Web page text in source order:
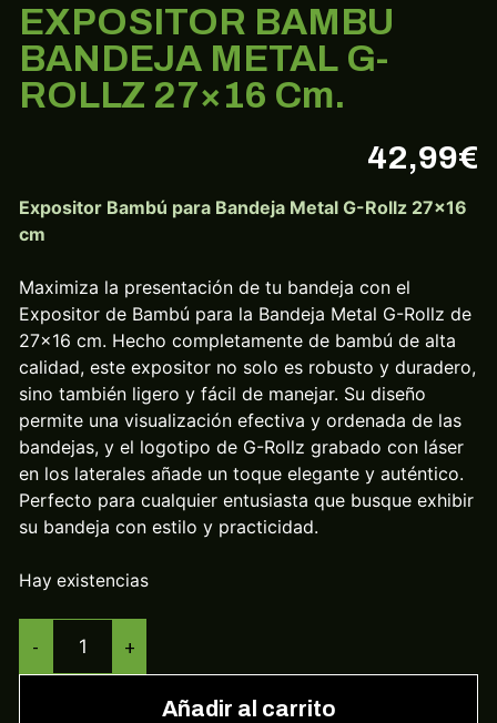
EXPOSITOR BAMBU
BANDEJA METAL G-
ROLLZ 27×16 Cm.
42,99€
Expositor Bambú para Bandeja Metal G-Rollz 27×16
cm
Maximiza la presentación de tu bandeja con el
Expositor de Bambú para la Bandeja Metal G-Rollz de
27×16 cm. Hecho completamente de bambú de alta
calidad, este expositor no solo es robusto y duradero,
sino también ligero y fácil de manejar. Su diseño
permite una visualización efectiva y ordenada de las
bandejas, y el logotipo de G-Rollz grabado con láser
en los laterales añade un toque elegante y auténtico.
Perfecto para cualquier entusiasta que busque exhibir
su bandeja con estilo y practicidad.
Hay existencias
- +
Añadir al carrito